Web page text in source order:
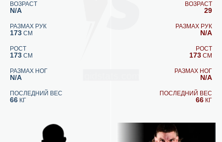
ВОЗРАСТ
N/A
РАЗМАХ РУК
173 СМ
РОСТ
173 СМ
РАЗМАХ НОГ
N/A
ПОСЛЕДНИЙ ВЕС
66 КГ
ВОЗРАСТ
29
РАЗМАХ РУК
N/A
РОСТ
173 СМ
РАЗМАХ НОГ
N/A
ПОСЛЕДНИЙ ВЕС
66 КГ